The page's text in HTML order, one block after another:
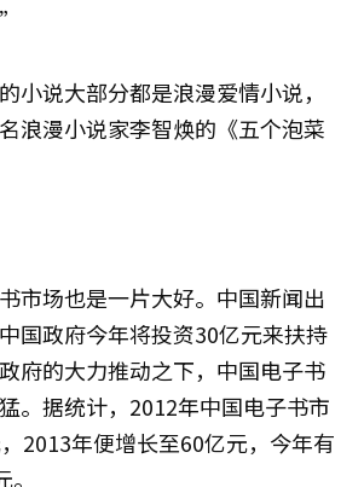
小说大部分都是浪漫爱情小说，
浪漫小说家李智焕的《五个泡菜
市场也是一片大好。中国新闻出
国政府今年将投资30亿元来扶持
府的大力推动之下，中国电子书
。据统计，2012年中国电子书市
2013年便增长至60亿元，今年有